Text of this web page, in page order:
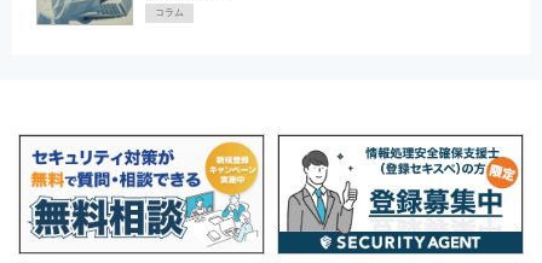
コラム